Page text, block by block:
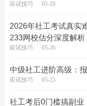
社工初级转战中级训
计划，可以帮助大
应试技巧 05-29
2026年社工考试真实
233网校估分深度解析
应试技巧 05-26
中级社工进阶高级：
应试技巧 05-25
社工考后0门槛搞副